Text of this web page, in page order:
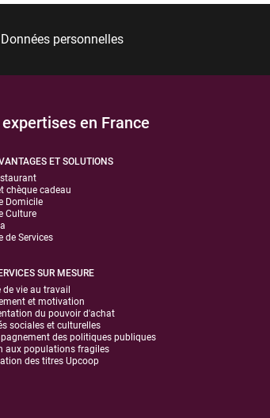
Données personnelles
en France
ET SOLUTIONS
chèque cadeau
Domicile
Culture
de Services
SUR MESURE
de vie au travail
et motivation
du pouvoir d'achat
sociales et culturelles
des politiques publiques
aux populations fragiles
des titres Upcoop